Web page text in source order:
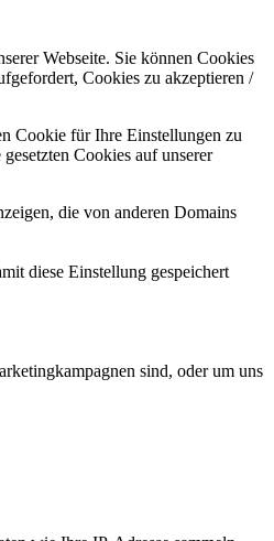
Webseite. Sie können Cookies
Cookies zu akzeptieren /
Cookie für Ihre Einstellungen zu
Cookies auf unserer
die von anderen Domains
diese Einstellung gespeichert
sind, oder um uns